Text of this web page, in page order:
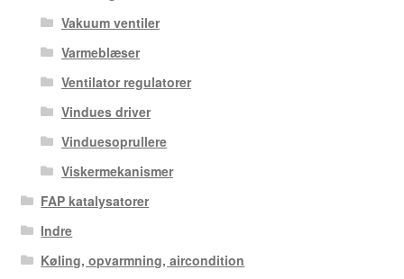
Vakuum ventiler
Varmeblæser
Ventilator regulatorer
Vindues driver
Vinduesoprullere
Viskermekanismer
FAP katalysatorer
Indre
Køling, opvarmning, aircondition